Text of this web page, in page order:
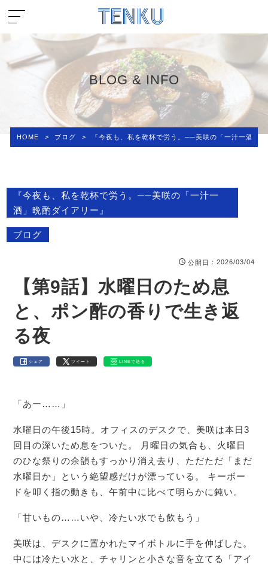
BLOG & INFO
HOME > ブログ > 『今夜も、私を乾杯で労う。──美咲の「一汁一酒」
『今夜も、私を乾杯で労う。──美咲の「一汁一
酒」晩酌ダイアリー』
ブログ
公開日 ：2026/03/04
【第9話】水曜日のため息
と、ポン酢の香りで生き返
る夜
シェア ツイート LINEで送る
「あー……」
水曜日の午後15時。オフィスのデスクで、美咲は本日3
回目の深いため息をついた。 月曜日の気合も、火曜日
のひな祭りの余韻もすっかり消え去り、ただただ「まだ
水曜日か」という絶望感だけが漂っている。 キーボー
ドを叩く指の動きも、午前中に比べて明らかに鈍い。
「甘いもの……いや、冷たい水でも飲もう」
美咲は、デスクに置かれたマイボトルに手を伸ばした。
中には冷たい水と、チャリンと小さな音を立てる「アイ